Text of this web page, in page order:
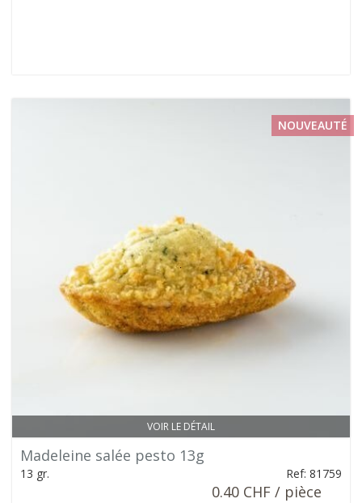
VOIR LE DÉTAIL
NOUVEAUTÉ
Madeleine salée pesto 13g
13 gr. Ref: 81759
0.40 CHF / pièce